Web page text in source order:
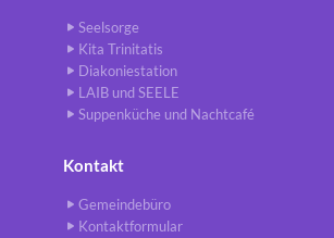
Seelsorge
Kita Trinitatis
Diakoniestation
LAIB und SEELE
Suppenküche und Nachtcafé
Kontakt
Gemeindebüro
Kontaktformular